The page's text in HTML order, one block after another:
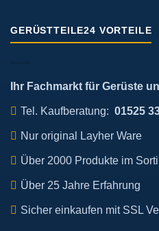
GERÜSTTEILE24 VORTEILE
Ihr Fachmarkt für Gerüste
Tel. Kaufberatung: 01525
Nur original Layher Ware
Über 2000 Produkte im
Über 25 Jahre Erfahrung
Sicher einkaufen mit SSL